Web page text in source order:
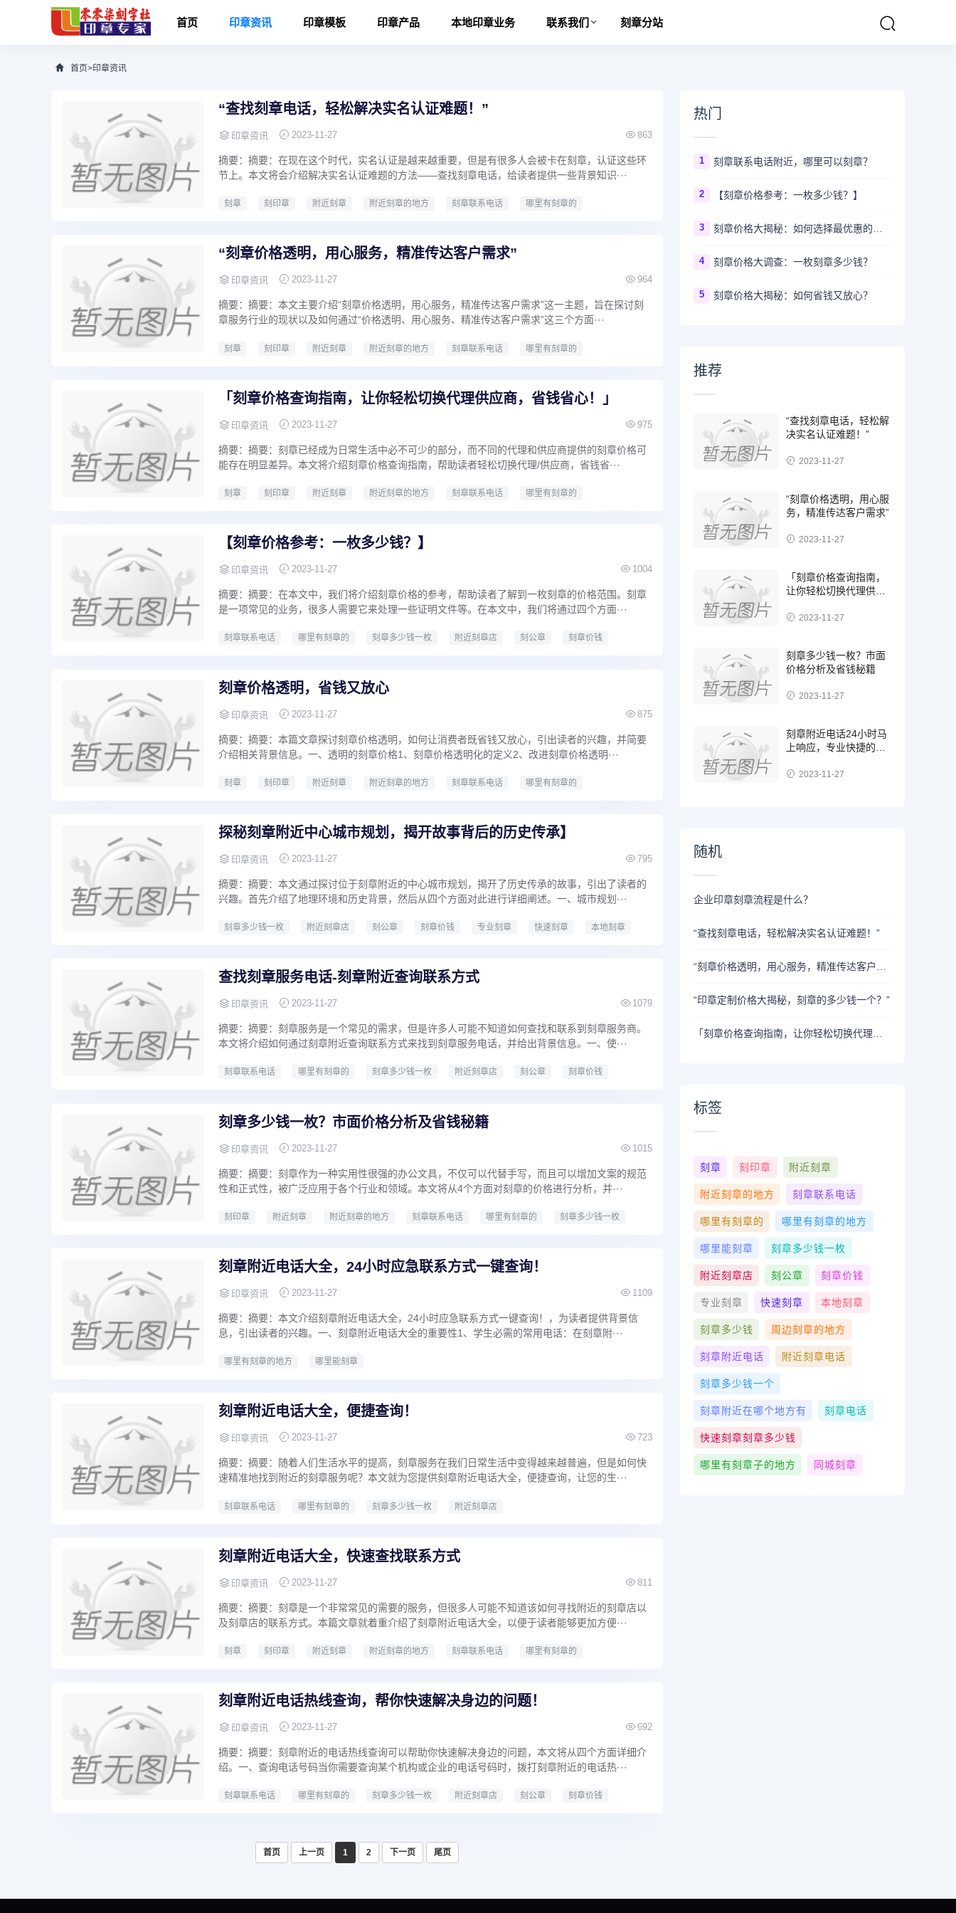
首页 印章资讯 印章模板 印章产品 本地印章业务 联系我们 刻章分站
首页>印章资讯
“查找刻章电话，轻松解决实名认证难题！”
印章资讯 2023-11-27 863
摘要：摘要：在现在这个时代，实名认证是越来越重要，但是有很多人会被卡在刻章，认证这些环
节上。本文将会介绍解决实名认证难题的方法——查找刻章电话，给读者提供一些背景知识···
刻章 刻印章 附近刻章 附近刻章的地方 刻章联系电话
哪里有刻章的
刻章多少钱
哪里有刻章的地方 哪里能刻章
“刻章价格透明，用心服务，精准传达客户需求”
印章资讯 2023-11-27 964
摘要：摘要：本文主要介绍“刻章价格透明，用心服务，精准传达客户需求”这一主题，旨在探讨刻
章服务行业的现状以及如何通过“价格透明、用心服务、精准传达客户需求”这三个方面···
刻章 刻印章 附近刻章 附近刻章的地方 刻章联系电话
哪里有刻章的
刻章多少钱
哪里有刻章的地方 哪里能刻章
「刻章价格查询指南，让你轻松切换代理供应商，省钱省心！」
印章资讯 2023-11-27 975
摘要：摘要：刻章已经成为日常生活中必不可少的部分，而不同的代理和供应商提供的刻章价格可
能存在明显差异。本文将介绍刻章价格查询指南，帮助读者轻松切换代理/供应商，省钱省···
刻章 刻印章 附近刻章 附近刻章的地方 刻章联系电话
哪里有刻章的
【刻章价格参考：一枚多少钱？】
印章资讯 2023-11-27 1004
摘要：摘要：在本文中，我们将介绍刻章价格的参考，帮助读者了解到一枚刻章的价格范围。刻章
是一项常见的业务，很多人需要它来处理一些证明文件等。在本文中，我们将通过四个方面···
刻章联系电话 哪里有刻章的 刻章多少钱一枚 附近刻章店 刻公章
刻章价钱
刻章价格透明，省钱又放心
印章资讯 2023-11-27 875
摘要：摘要：本篇文章探讨刻章价格透明，如何让消费者既省钱又放心，引出读者的兴趣，并简要
介绍相关背景信息。一、透明的刻章价格1、刻章价格透明化的定义2、改进刻章价格透明···
刻章 刻印章 附近刻章 附近刻章的地方 刻章联系电话
哪里有刻章的
探秘刻章附近中心城市规划，揭开故事背后的历史传承】
印章资讯 2023-11-27 795
摘要：摘要：本文通过探讨位于刻章附近的中心城市规划，揭开了历史传承的故事，引出了读者的
兴趣。首先介绍了地理环境和历史背景，然后从四个方面对此进行详细阐述。一、城市规划···
刻章多少钱一枚 附近刻章店 刻公章 刻章价钱 专业刻章 快速刻章
本地刻章
查找刻章服务电话-刻章附近查询联系方式
印章资讯 2023-11-27 1079
摘要：摘要：刻章服务是一个常见的需求，但是许多人可能不知道如何查找和联系到刻章服务商。
本文将介绍如何通过刻章附近查询联系方式来找到刻章服务电话，并给出背景信息。一、使···
刻章联系电话 哪里有刻章的 刻章多少钱一枚 附近刻章店 刻公章
刻章价钱
刻章多少钱一枚？市面价格分析及省钱秘籍
印章资讯 2023-11-27 1015
摘要：摘要：刻章作为一种实用性很强的办公文具，不仅可以代替手写，而且可以增加文案的规范
性和正式性，被广泛应用于各个行业和领域。本文将从4个方面对刻章的价格进行分析，并···
刻印章 附近刻章 附近刻章的地方 刻章联系电话 哪里有刻章的 刻章多少钱一枚
刻章附近电话大全，24小时应急联系方式一键查询！
印章资讯 2023-11-27 1109
摘要：摘要：本文介绍刻章附近电话大全，24小时应急联系方式一键查询！，为读者提供背景信
息，引出读者的兴趣。一、刻章附近电话大全的重要性1、学生必需的常用电话：在刻章附···
哪里有刻章的地方 哪里能刻章
刻章附近电话大全，便捷查询！
印章资讯 2023-11-27 723
摘要：摘要：随着人们生活水平的提高，刻章服务在我们日常生活中变得越来越普遍，但是如何快
速精准地找到附近的刻章服务呢？本文就为您提供刻章附近电话大全，便捷查询，让您的生···
刻章联系电话 哪里有刻章的 刻章多少钱一枚 附近刻章店
刻章附近电话大全，快速查找联系方式
印章资讯 2023-11-27 811
摘要：摘要：刻章是一个非常常见的需要的服务，但很多人可能不知道该如何寻找附近的刻章店以
及刻章店的联系方式。本篇文章就着重介绍了刻章附近电话大全，以便于读者能够更加方便···
刻章 刻印章 附近刻章 附近刻章的地方 刻章联系电话
哪里有刻章的
刻章附近电话热线查询，帮你快速解决身边的问题！
印章资讯 2023-11-27 692
摘要：摘要：刻章附近的电话热线查询可以帮助你快速解决身边的问题，本文将从四个方面详细介
绍。一、查询电话号码当你需要查询某个机构或企业的电话号码时，拨打刻章附近的电话热···
刻章联系电话 哪里有刻章的 刻章多少钱一枚 附近刻章店 刻公章
刻章价钱
首页 上一页 1 2 下一页 尾页
热门
1 刻章联系电话附近，哪里可以刻章？
2 【刻章价格参考：一枚多少钱？】
3
4 刻章价格大调查：一枚刻章多少钱？
5 刻章价格大揭秘：如何省钱又放心？
推荐
“查找刻章电话，轻松解
决实名认证难题！”
2023-11-27
“刻章价格透明，用心服
务，精准传达客户需求”
2023-11-27
「刻章价格查询指南，
让你轻松切换代理供应
2023-11-27
刻章多少钱一枚？市面
价格分析及省钱秘籍
2023-11-27
刻章附近电话24小时马
上响应，专业快捷的服
2023-11-27
随机
企业印章刻章流程是什么？
“查找刻章电话，轻松解决实名认证难题！”
“印章定制价格大揭秘，刻章的多少钱一个？”
标签
刻章 刻印章 附近刻章
附近刻章的地方 刻章联系电话
哪里有刻章的 哪里有刻章的地方
哪里能刻章 刻章多少钱一枚
附近刻章店 刻公章 刻章价钱
专业刻章 快速刻章 本地刻章
刻章多少钱 周边刻章的地方
刻章附近电话 附近刻章电话
刻章多少钱一个
刻章附近在哪个地方有 刻章电话
快速刻章刻章多少钱
哪里有刻章子的地方 同城刻章